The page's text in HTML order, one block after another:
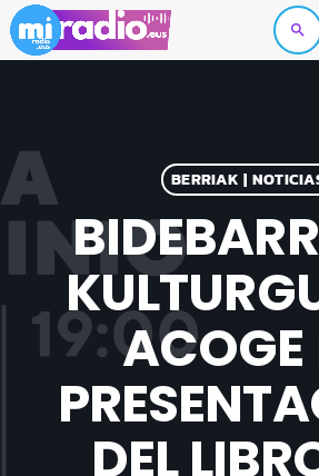
search
BERRIAK |
ACOGE
DEL